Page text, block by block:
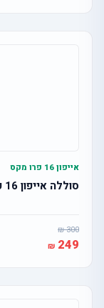
אייפון 16 פרו מקס
סוללה אייפון 16 פרו מקס מתאקטבת
300
249